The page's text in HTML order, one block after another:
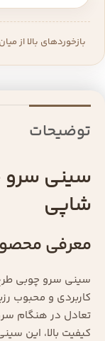
بازخوردهای بالا از
توضیحات
سینی سرو
شاپی
معرفی
سینی سرو چوبی
کاربردی و محبوب
تعادل در هنگام
کیفیت بالا، این